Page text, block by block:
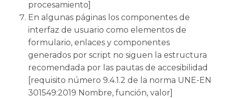
procesamiento]
En algunas páginas los componentes de
interfaz de usuario como elementos de
formulario, enlaces y componentes
generados por script no siguen la estructura
recomendada por las pautas de accesibilidad
[requisito número 9.4.1.2 de la norma UNE-EN
301549:2019 Nombre, función, valor]